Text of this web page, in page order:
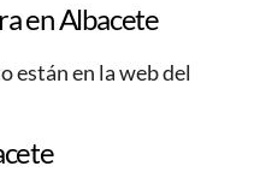
en Albacete
están en la web del